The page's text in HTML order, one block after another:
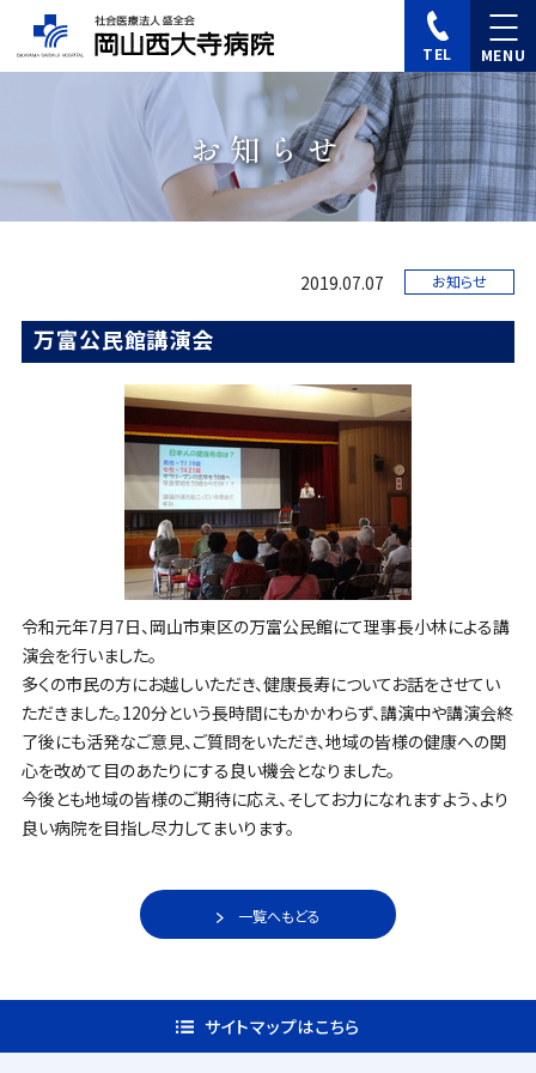
TEL
お知らせ
2019.07.07 お知らせ
万富公民館講演会
令和元年7月7日、岡山市東区の万富公民館にて理事長小林による講
演会を行いました。
多くの市民の方にお越しいただき、健康長寿についてお話をさせてい
ただきました。120分という長時間にもかかわらず、講演中や講演会終
了後にも活発なご意見、ご質問をいただき、地域の皆様の健康への関
心を改めて目のあたりにする良い機会となりました。
今後とも地域の皆様のご期待に応え、そしてお力になれますよう、より
良い病院を目指し尽力してまいります。
一覧へもどる
サイトマップはこちら